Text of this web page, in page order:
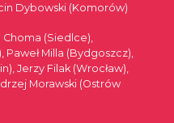
Dybowski (Komorów)
Choma (Siedlce),
Paweł Milla (Bydgoszcz),
Jerzy Filak (Wrocław),
Morawski (Ostrów